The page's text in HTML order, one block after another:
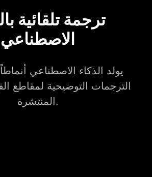
ترجمة تلقائية
الاصطناعي
يولد الذكاء الاصطناعي
الترجمات التوضيحية لمقاطع
المنتشرة.